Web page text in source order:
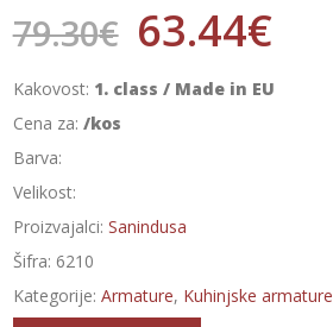
79.30€ 63.44€
Kakovost: 1. class / Made in EU
Cena za: /kos
Barva:
Velikost:
Proizvajalci: Sanindusa
Šifra: 6210
Kategorije: Armature, Kuhinjske armature